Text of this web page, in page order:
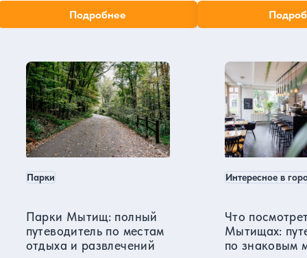
для себя подводный мир
в центре Москвы!
Подробнее
отзывов
часы работы и как
Парки Мытищ: полный
путеводитель по местам
отдыха и развлечений
Парки
Что
Мытищах:
по знаковым
Интересное в